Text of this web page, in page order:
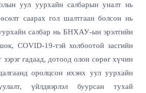
уул уурхайн салбарын уналт нь
саарах гол шалтгаан болсон нь
салбар нь БНХАУ-ын эрэлтийн
COVID-19-тэй холбоотой засгийн
зэрэг гадаад, дотоод олон сөрөг хүчин
оролцсон ихэнх уул уурхайн
үйлдвэрлэл буурсан тухай